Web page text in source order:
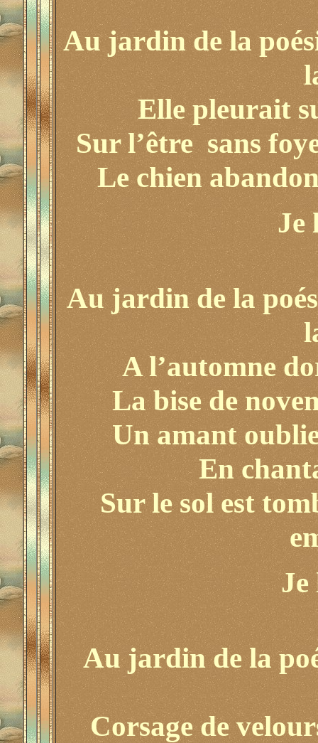
Au jardin de la
Elle pleurait
Sur l’être sans
Le chien
Je
Au jardin de la
A l’automne
La bise de
Un amant
En
Sur le sol est
Je
Au jardin de la
Corsage de